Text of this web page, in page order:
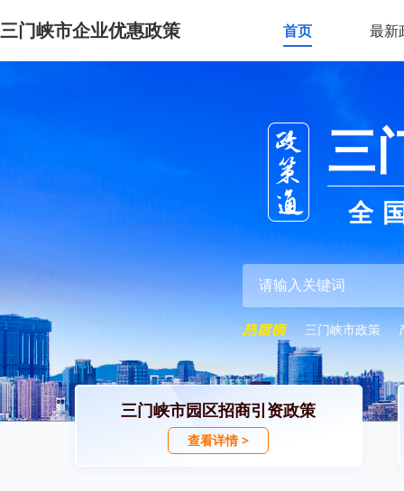
三门峡市企业优惠政策 首页 最新
三
全
三门峡市政策
三门峡市园区招商引资政策
查看详情 >